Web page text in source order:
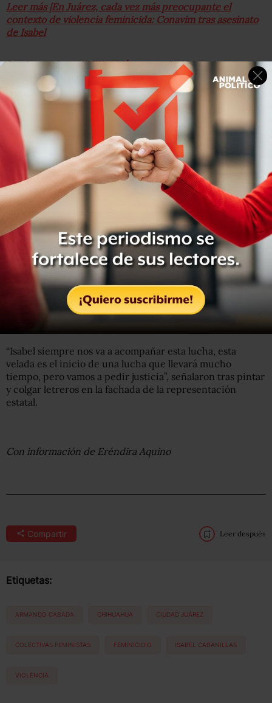
Leer más |En Juárez, cada vez más preocupante el
contexto de violencia feminicida: Conavim tras asesinato
de Isabel
Con la consigna#NiUnaMás, cerca de 100 mujeres y
colectivos independientes protestan en@casachihuahua
por el feminicidio de la activista y artista gráfica, Isabel
Cabanillas, en Ciudad Juárez, Chihuahua.
pic.twitter.com/Wraa9yA3hi
— AnimalPolitico.com (@Pajaropolitico)
“Isabel siempre nos va a acompañar esta lucha, esta
velada es el inicio de una lucha que llevará mucho
tiempo, pero vamos a pedir justicia”, señalaron tras pintar
y colgar letreros en la fachada de la representación
estatal.
Con información de Eréndira Aquino
Compartir Leer después
Etiquetas:
ARMANDO CABADA CHIHUAHUA CIUDAD JUÁREZ
COLECTIVAS FEMINISTAS FEMINICIDIO ISABEL CABANILLAS
VIOLENCIA